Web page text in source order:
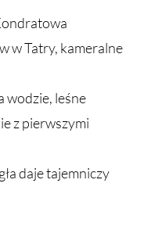
w Tatry, kameralne
wodzie, leśne
z pierwszymi
daje tajemniczy